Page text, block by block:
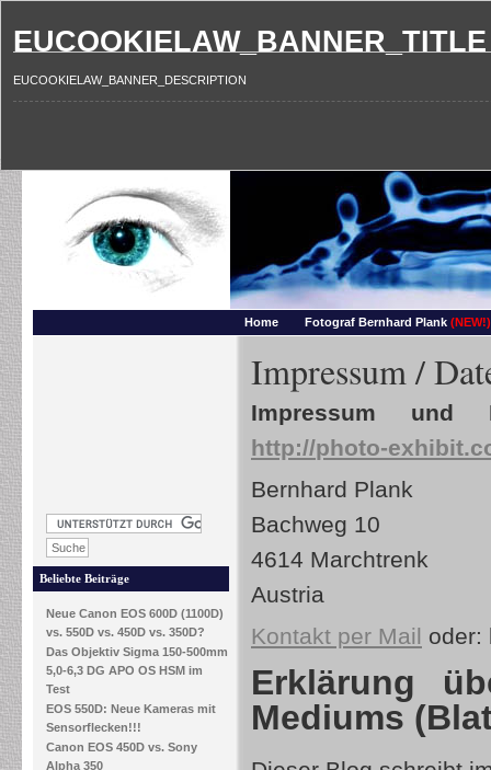
EUCOOKIELAW_BANNER_TITLE
EUCOOKIELAW_BANNER_DESCRIPTION
Home Fotograf Bernhard Plank (NEW!)
Beliebte Beiträge
Neue Canon EOS 600D (1100D)
vs. 550D vs. 450D vs. 350D?
Das Objektiv Sigma 150-500mm
5,0-6,3 DG APO OS HSM im
Test
EOS 550D: Neue Kameras mit
Sensorflecken!!!
Canon EOS 450D vs. Sony
Alpha 350
Impressum /
Impressum und
http://photo-
Bernhard Plank
Bachweg 10
4614 Marchtrenk
Austria
Kontakt per Mail oder:
Erklärung
Mediums